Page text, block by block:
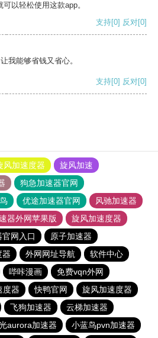
以轻松使用这款app。
支持[0] 反对[0]
我能够省钱又省心。
支持[0] 反对[0]
风加速度器
旋风加速
狗急加速器官网
优途加速器官网
风驰加速器
器外网苹果版
旋风加速度器
网入口
原子加速器
器 外网网址导航
软件中心
哔咔漫画
免费vqn外网
度器 快鸭官网
旋风加速度器
飞狗加速器
云梯加速器
aurora加速器 小蓝鸟pvn加速器